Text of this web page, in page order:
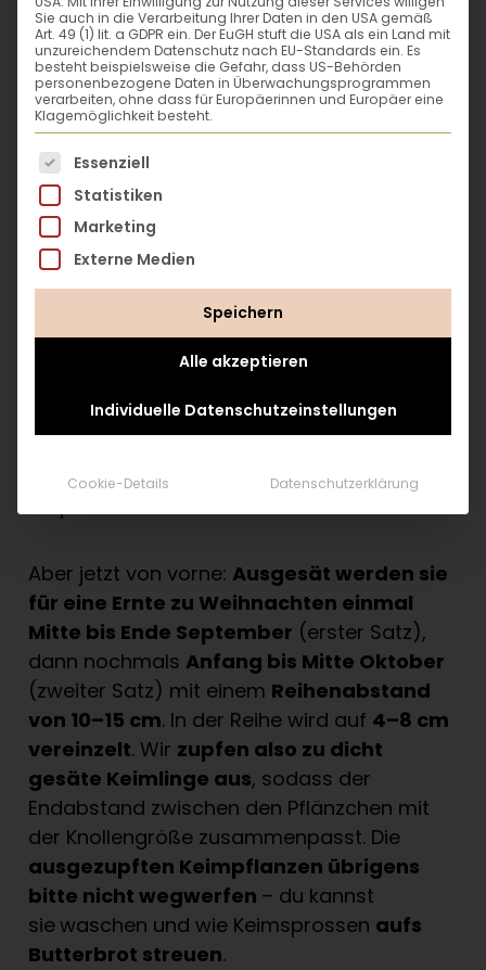
ein Geheimnis: im
Winter schmecke
ich gar nicht scharf,
sondern süß. Echt!
Versprochen!“
Das sagt Wolfgang Palme
über mich:
„Radieschen sindder Inbegriff des
. Dass sie auch einknackiges,
sind, gehört zu den Geheimnissen des
bis etwa -7 °C
, wobei die Knollen
Aber jetzt von vorne: Ausgesät werden sie
für eine Ernte zu Weihnachten einmal
Mitte bis Ende September (erster Satz),
dann nochmals Anfang bis Mitte Oktober
(zweiter Satz) mit einem Reihenabstand
von 10–15 cm. In der Reihe wird auf 4–8 cm
vereinzelt. Wir zupfen also zu dicht
gesäte Keimlinge aus, sodass der
Endabstand zwischen den Pflänzchen mit
der Knollengröße zusammenpasst. Die
ausgezupften Keimpflanzen übrigens
bitte nicht wegwerfen – du kannst
siewaschen und wie Keimsprossen aufs
Butterbrot streuen.
Sie auch in die Verarbeitung Ihrer Daten in den USA gemäß
Art. 49 (1) lit. a GDPR ein. Der EuGH stuft die USA als ein Land mit
unzureichendem Datenschutz nach EU-Standards ein. Es
besteht beispielsweise die Gefahr, dass US-Behörden
personenbezogene Daten in Überwachungsprogrammen
verarbeiten, ohne dass für Europäerinnen und Europäer eine
Klagemöglichkeit besteht.
Es folgt eine Liste der Service-Gruppen, für die
Essenziell
Statistiken
Marketing
Externe Medien
Speichern
Alle akzeptieren
Individuelle Datenschutzeinstellungen
Cookie-Details Datenschutzerklärung